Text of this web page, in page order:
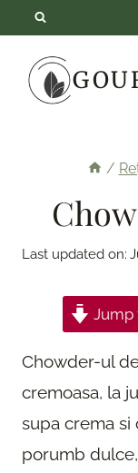
content
/
Last updated on:
Jump
Chowder-ul
cremoasa, la
supa crema si
porumb